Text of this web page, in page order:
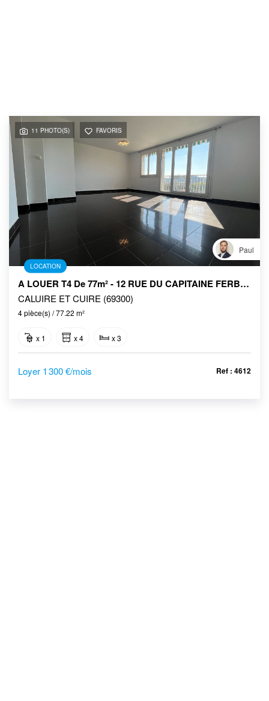
11 PHOTO(S) FAVORIS
Paul
LOCATION
A LOUER T4 De 77m² - 12 RUE DU CAPITAINE FERBER À Caluire Et Cuire
CALUIRE ET CUIRE (69300)
4 pièce(s) / 77.22 m²
x 1 x 4 x 3
Loyer 1 300 €/mois Ref : 4612